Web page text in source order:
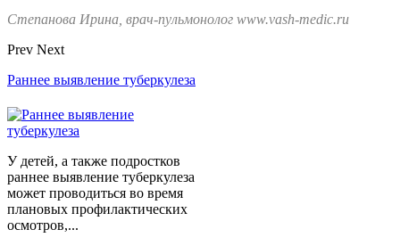
Степанова Ирина, врач-пульмонолог www.vash-medic.ru
Prev Next
Раннее выявление туберкулеза
У детей, а также подростков
раннее выявление туберкулеза
может проводиться во время
плановых профилактических
осмотров,...